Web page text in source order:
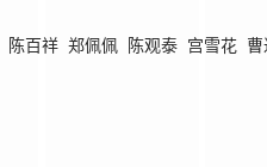
陈百祥 郑佩佩 陈观泰 宫雪花